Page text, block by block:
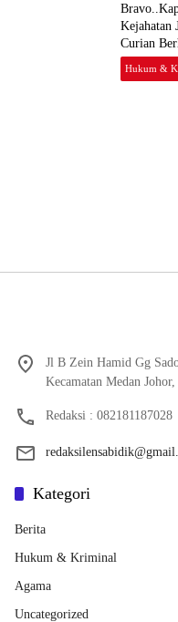
Kejahatan
Curian
Hukum &
Jl B Zein Hamid Gg
Kecamatan Medan
Redaksi : 082181187028
Kategori
Berita
Hukum & Kriminal
Agama
Uncategorized